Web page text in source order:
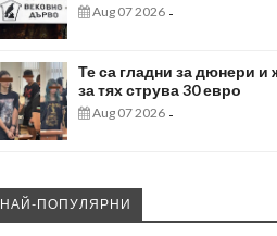
Aug 07 2026 -
Те са гладни за дюнери и
за тях струва 30 евро
Aug 07 2026 -
НАЙ-ПОПУЛЯРНИ